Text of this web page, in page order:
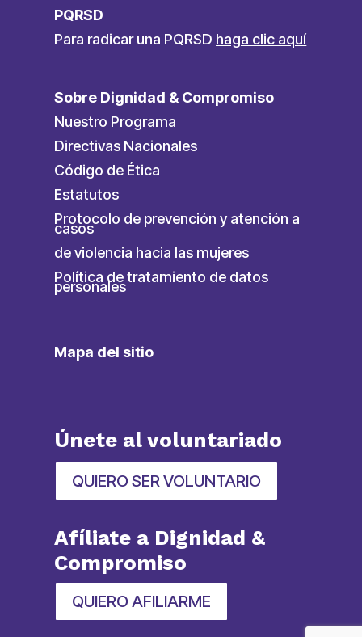
PQRSD
Para radicar una PQRSD haga clic aquí
Sobre Dignidad & Compromiso
Nuestro Programa
Directivas Nacionales
Código de Ética
Estatutos
Protocolo de prevención y atención a
casos
de violencia hacia las mujeres
Política de tratamiento de datos
personales
Mapa del sitio
Únete al voluntariado
QUIERO SER VOLUNTARIO
Afíliate a Dignidad &
Compromiso
QUIERO AFILIARME